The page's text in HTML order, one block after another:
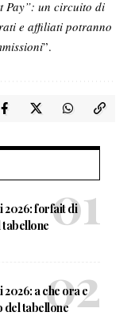
Pay”: un circuito di
e affiliati potranno
”.
2026: forfait di
tabellone
a che ora e
del tabellone